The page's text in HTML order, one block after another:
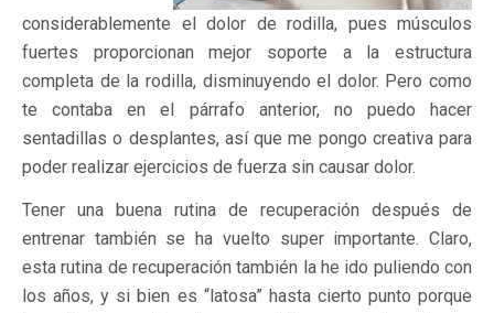
considerablemente el dolor de rodilla, pues músculos
fuertes proporcionan mejor soporte a la estructura
completa de la rodilla, disminuyendo el dolor. Pero como
te contaba en el párrafo anterior, no puedo hacer
sentadillas o desplantes, así que me pongo creativa para
poder realizar ejercicios de fuerza sin causar dolor.
Tener una buena rutina de recuperación después de
entrenar también se ha vuelto super importante. Claro,
esta rutina de recuperación también la he ido puliendo con
los años, y si bien es “latosa” hasta cierto punto porque